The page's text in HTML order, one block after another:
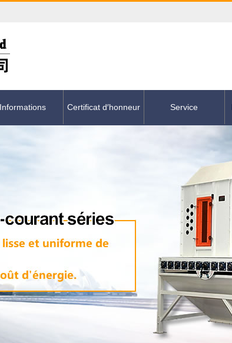
Informations Certificat d′honneur Service